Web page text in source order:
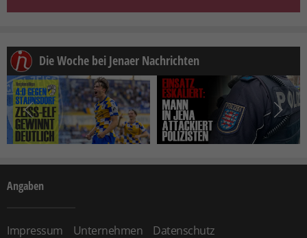
Die Woche bei Jenaer Nachrichten
Angaben
Impressum Unternehmen Datenschutz